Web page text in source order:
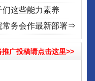
丨“转折之城”激荡..
们这些能力素养
常务会作最新部署⇒
推广投稿请点击这里>>